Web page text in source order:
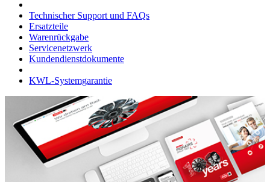
Technischer Support und FAQs
Ersatzteile
Warenrückgabe
Servicenetzwerk
Kundendienstdokumente
KWL-Systemgarantie